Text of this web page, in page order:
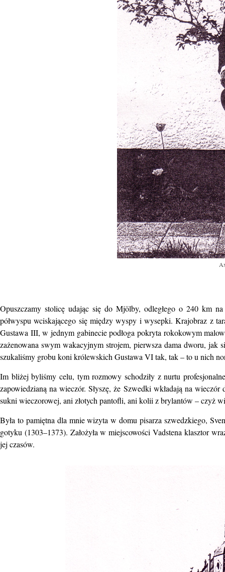
Opuszczamy stolicę udając się do Mjölby, odległego o 240 km
półwyspu wciskającego się między wyspy i wysepki. Krajobraz z
Gustawa III, w jednym gabinecie podłoga pokryta rokokowym
zażenowana swym wakacyjnym strojem, pierwsza dama dworu, jak
szukaliśmy grobu koni królewskich Gustawa VI tak, tak – to u nich
Im bliżej byliśmy celu, tym rozmowy schodziły z nurtu
zapowiedzianą na wieczór. Słyszę, że Szwedki wkładają na
sukni wieczorowej, ani złotych pantofli, ani kolii z brylantów – czyż
Była to pamiętna dla mnie wizyta w domu pisarza szwedzkiego,
gotyku (1303–1373). Założyła w miejscowości Vadstena klasztor
jej czasów.